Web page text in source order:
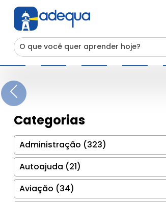
Previous
Categorias
Administração (323)
Autoajuda (21)
Aviação (34)